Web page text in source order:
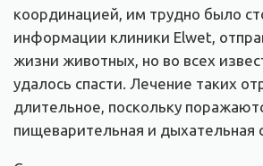
координацией, им трудно было
информации клиники Elwet,
жизни животных, но во всех
удалось спасти. Лечение таких
длительное, поскольку
пищеварительная и дыхательная